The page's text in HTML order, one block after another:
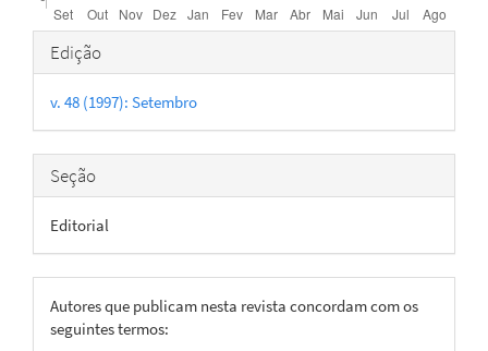
Detalhes
do
artigo
Edição
v. 48 (1997): Setembro
Seção
Editorial
Autores que publicam nesta revista concordam com os
seguintes termos: